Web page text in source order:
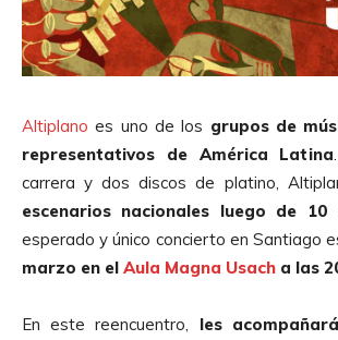
Altiplano es uno de los grupos de
representativos de América Latina
carrera y dos discos de platino,
escenarios nacionales luego de 10
esperado y único concierto en Santiago
marzo en el Aula Magna Usach a las
En este reencuentro, les